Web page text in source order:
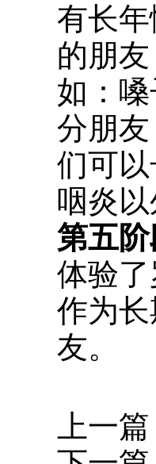
有长
的朋
如：
分朋
们可
咽炎
第五
体验
作为
友。
上一篇